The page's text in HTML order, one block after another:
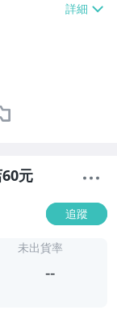
元
追蹤
未出貨率
--